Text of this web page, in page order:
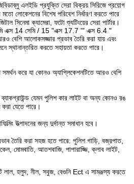
এলইডি প্রযুক্তি সেরা বিক্রয় সিরিজে প্রয়োগ
মতো লোকেশনের বিশেষ পরিবেশ নির্ধারণকরতে পারে
সিনেমা ক্যামেরা, ফটো শ্যুটিংয়ের সেরা পার্টার।
এক্স 14 সেমি / 15 "এক্স 17.7 '" এক্স 6.4 "
বেশি আলোকসজ্জার প্রভাব তৈরি করা যায় এবং
স্থানান্তরিত করতে সহায়তা করতে পারে।
সমর্থন করে যা কোনও অ্যাপ্লিকেশনটিতে আরও বেশি
ব্যাকগ্রাউন্ড যেমন পুলিশ কার লাইট বা অন্য কোনও রঙ
যেতে পারে।
উত্পাদনের জন্য দুর্দান্ত সমাধান হবে।
তৈরি করা সহজ হতে পারে: পুলিশ গাড়ি, বজ্রপাত,
মোমবাতি, আতশবাজি, পাপারাজ্জি, ক্লাব লাইট,
লাল, হলুদ, নীল, সবুজ, বেগুনি Ect এ সামঞ্জস্য করতে